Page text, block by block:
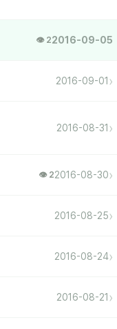
👁 22016-09-05
2016-09-01 ›
2016-08-31 ›
👁 22016-08-30›
2016-08-25›
2016-08-24›
2016-08-21 ›